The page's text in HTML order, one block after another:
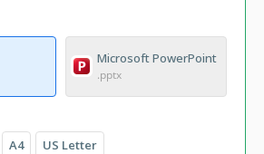
Microsoft PowerPoint
.pptx
A4 US Letter